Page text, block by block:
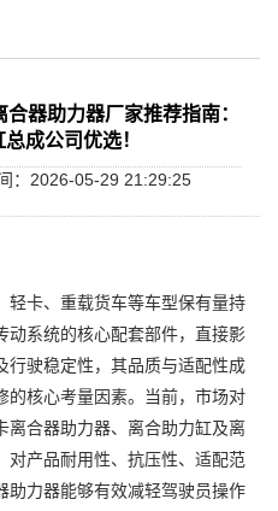
器助力器厂家推荐指南：
成公司优选！
：2026-05-29 21:29:25
卡、重载货车等车型保有量持
动系统的核心配套部件，直接影
行驶稳定性，其品质与适配性成
的核心考量因素。当前，市场对
离合器助力器、离合助力缸及离
对产品耐用性、抗压性、适配范
助力器能够有效减轻驾驶员操作